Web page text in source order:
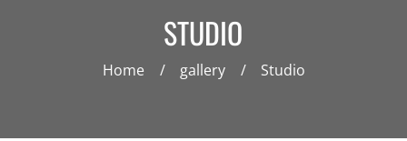
STUDIO
Home gallery Studio